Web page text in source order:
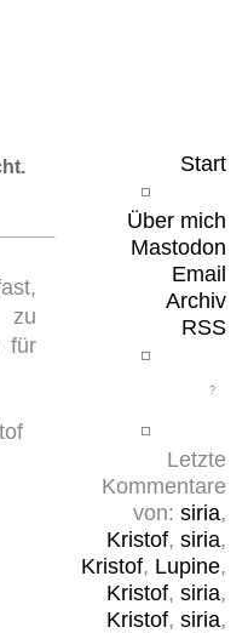
Start
Über mich
Mastodon
Email
Archiv
RSS
Letzte
Kommentare
von: siria,
Kristof, siria,
Kristof, Lupine,
Kristof, siria,
Kristof, siria,
zu
für